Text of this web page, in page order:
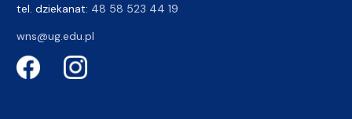
tel. dziekanat: 48 58 523 44 19
wns@ug.edu.pl